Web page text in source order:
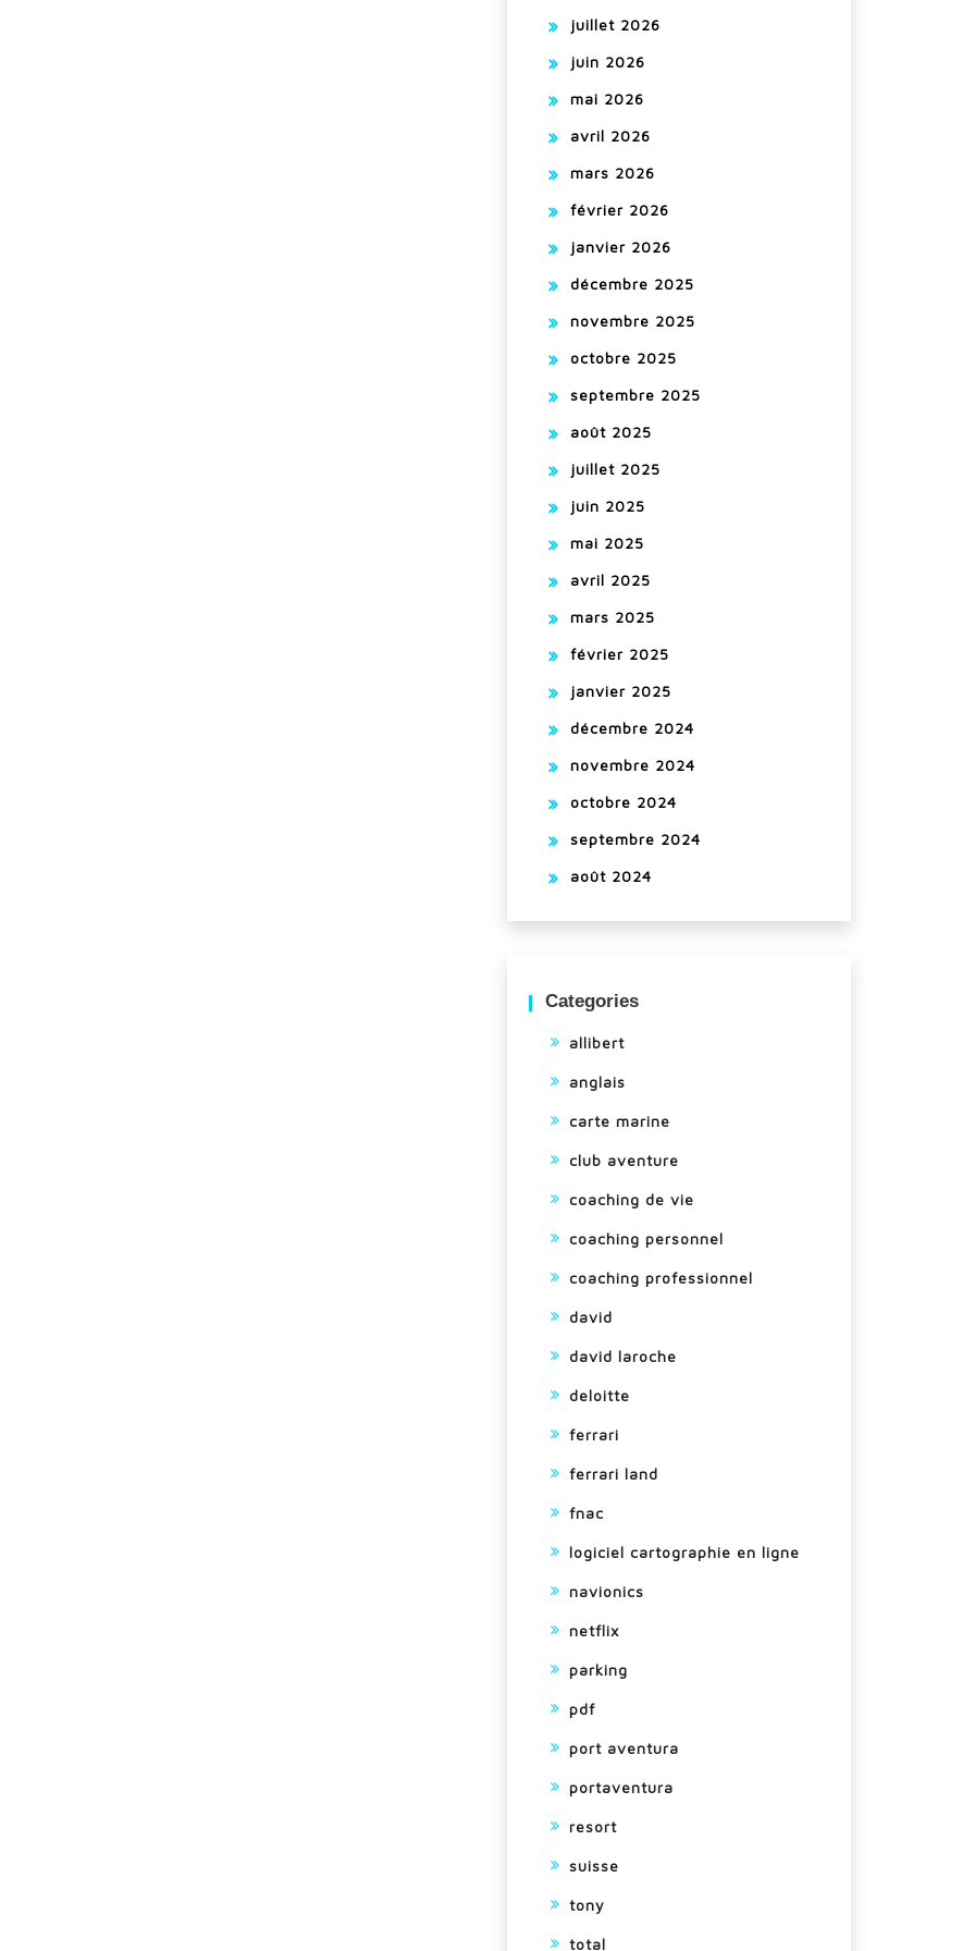
juillet 2026
juin 2026
mai 2026
avril 2026
mars 2026
février 2026
janvier 2026
décembre 2025
novembre 2025
octobre 2025
septembre 2025
août 2025
juillet 2025
juin 2025
mai 2025
avril 2025
mars 2025
février 2025
janvier 2025
décembre 2024
novembre 2024
octobre 2024
septembre 2024
août 2024
Categories
allibert
anglais
carte marine
club aventure
coaching de vie
coaching personnel
coaching professionnel
david
david laroche
deloitte
ferrari
ferrari land
fnac
logiciel cartographie en ligne
navionics
netflix
parking
pdf
port aventura
portaventura
resort
suisse
tony
total